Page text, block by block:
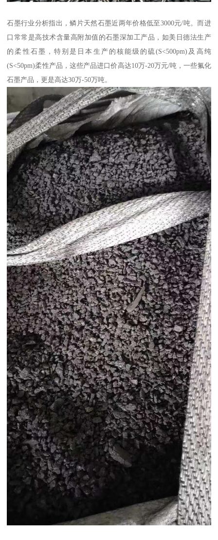
石墨行业分析指出，鳞片天然石墨近两年价格低至3000元/吨。而进
口常常是高技术含量高附加值的石墨深加工产品，如美日德法生产
的柔性石墨，特别是日本生产的核能级的硫(S<500pm)及高纯
(S<50pm)柔性产品，这些产品进口价高达10万-20万元/吨，一些氟化
石墨产品，更是高达30万-50万吨。